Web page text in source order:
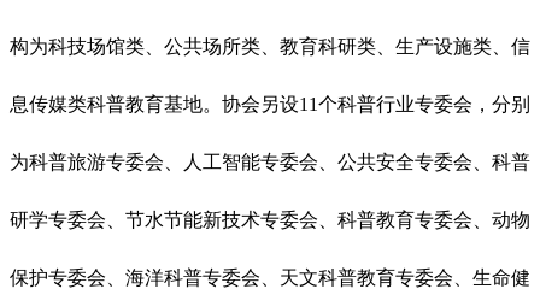
构为科技场馆类、公共场所类、教育科研类、生产设施类、信
息传媒类科普教育基地。协会另设11个科普行业专委会，分别
为科普旅游专委会、人工智能专委会、公共安全专委会、科普
研学专委会、节水节能新技术专委会、科普教育专委会、动物
保护专委会、海洋科普专委会、天文科普教育专委会、生命健